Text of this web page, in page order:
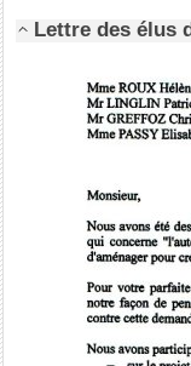
Lettre des élus